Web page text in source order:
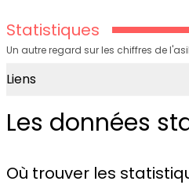
Statistiques
Un autre regard sur les chiffres de
Liens
Les données
Où trouver les